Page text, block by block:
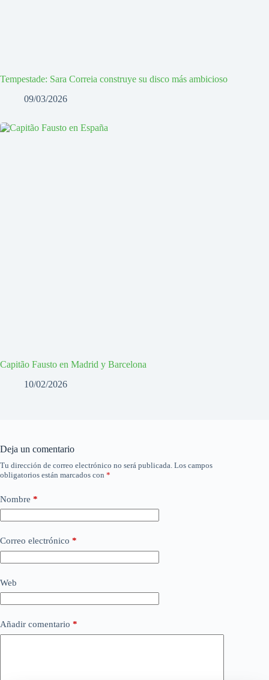
Tempestade: Sara Correia construye su disco más ambicioso
09/03/2026
Capitão Fausto en Madrid y Barcelona
10/02/2026
Deja un comentario
Tu dirección de correo electrónico no será publicada. Los campos
obligatorios están marcados con *
Nombre *
Correo electrónico *
Web
Añadir comentario *